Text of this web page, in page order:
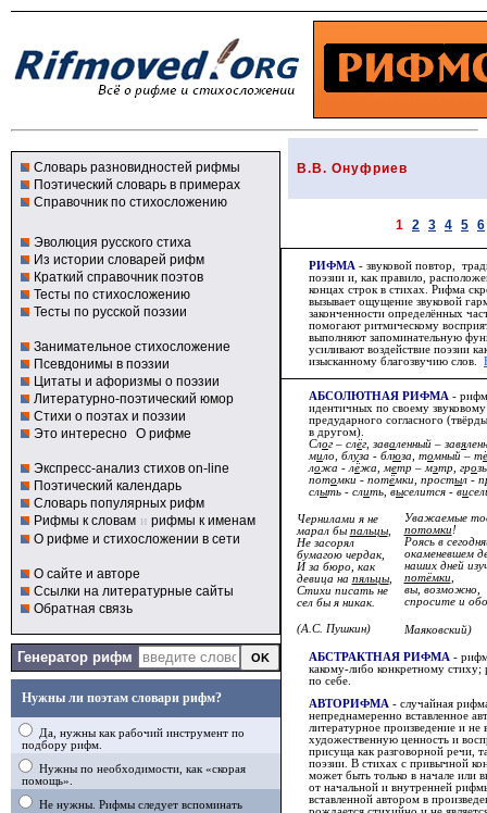
Словарь разновидностей рифмы
Поэтический словарь в примерах
Справочник по стихосложению
Эволюция русского стиха
Из истории словарей рифм
Краткий справочник поэтов
Тесты по стихосложению
Тесты по русской поэзии
Занимательное стихосложение
Псевдонимы в поэзии
Цитаты и афоризмы о поэзии
Литературно-поэтический юмор
Стихи о поэтах и поэзии
Это интересно О рифме
Экспресс-анализ стихов on-line
Поэтический календарь
Словарь популярных рифм
Рифмы к словам и рифмы к именам
О рифме и стихосложении в сети
О сайте и авторе
Ссылки на литературные сайты
Обратная связь
Генератор рифм
Нужны ли поэтам словари рифм?
Да, нужны как рабочий инструмент по
подбору рифм.
Нужны по необходимости, как «скорая
помощь».
Не нужны. Рифмы следует вспоминать
В.В. Онуфриев
1 2 3 4 5 6
РИФМА - звуковой повтор,
поэзии и, как правило,
концах строк в стихах. Рифма
вызывает ощущение звуковой
законченности определённых
помогают ритмическому
выполняют запоминательную
усиливают воздействие поэзии
изысканному благозвучию слов.
АБСОЛЮТНАЯ РИФМА -
идентичных по своему
предударного согласного
в другом).
Слог – слёг, заваленный – завя
мило, блуза - блюза, томный – тё
ложа - лёжа, метр – мэтр, гро
потомки - потёмки, простыл -
слыть - слить, выселится - ви
Чернилами я не
марал бы пальцы,
Не засорял
бумагою чердак,
И за бюро, как
девица на пяльцы,
Стихи писать не
сел бы я никак.
(А.С. Пушкин)
Уважаемые
потомки!
Роясь в
окаменевшем
наших дней
потёмки,
вы, возможно,
спросите и
Маяковский)
АБСТРАКТНАЯ РИФМА -
какому-либо конкретному
по себе.
АВТОРИФМА - случайная
непреднамеренно вставленное
литературное произведение и не
художественную ценность и
присуща как разговорной речи,
поэзии. В стихах с привычной
может быть только в начале или
от начальной и внутренней
вставленной автором в